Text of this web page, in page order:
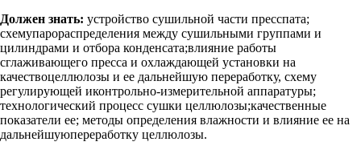
Должен знать: устройство сушильной части пресспата;
схемупарораспределения между сушильными группами и
цилиндрами и отбора конденсата;влияние работы
сглаживающего пресса и охлаждающей установки на
качествоцеллюлозы и ее дальнейшую переработку, схему
регулирующей иконтрольно-измерительной аппаратуры;
технологический процесс сушки целлюлозы;качественные
показатели ее; методы определения влажности и влияние ее на
дальнейшуюпереработку целлюлозы.